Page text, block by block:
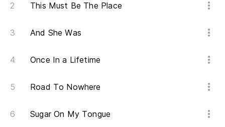
This Must Be The Place
And She Was
Once In a Lifetime
Road To Nowhere
Sugar On My Tongue